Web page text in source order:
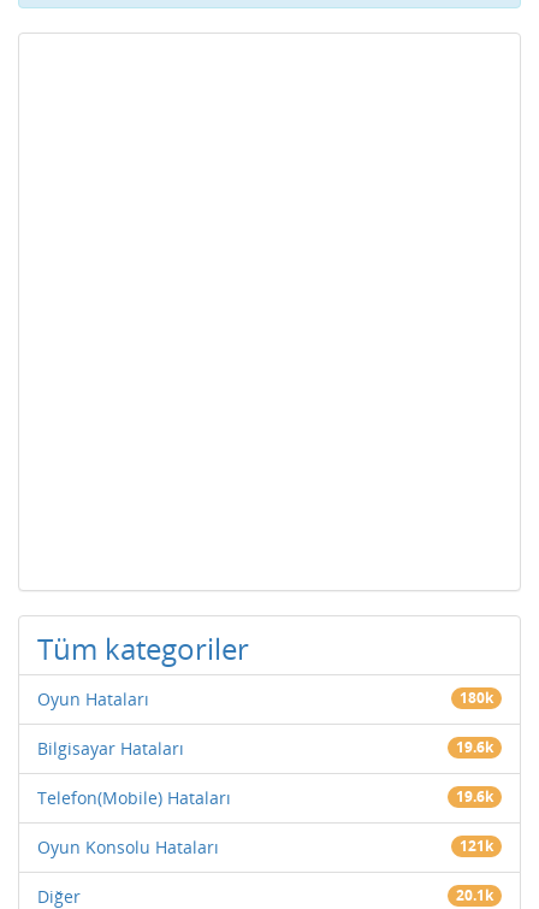
Tüm kategoriler
Oyun Hataları 180k
Bilgisayar Hataları 19.6k
Telefon(Mobile) Hataları 19.6k
Oyun Konsolu Hataları 121k
Diğer 20.1k